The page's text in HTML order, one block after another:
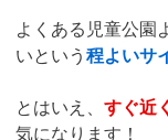
よくある児童公園
いという程よいサ
とはいえ、 すぐ近
気になります！